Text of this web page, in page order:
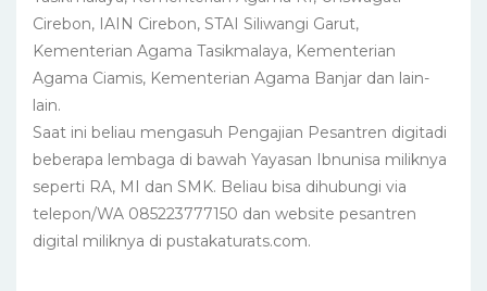
Cirebon, IAIN Cirebon, STAI Siliwangi Garut,
Kementerian Agama Tasikmalaya, Kementerian
Agama Ciamis, Kementerian Agama Banjar dan lain-
lain.
Saat ini beliau mengasuh Pengajian Pesantren digitadi
beberapa lembaga di bawah Yayasan Ibnunisa miliknya
seperti RA, MI dan SMK. Beliau bisa dihubungi via
telepon/WA 085223777150 dan website pesantren
digital miliknya di pustakaturats.com.